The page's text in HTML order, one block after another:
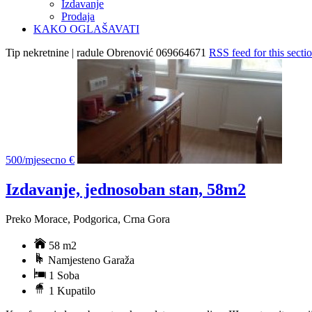
Izdavanje
Prodaja
KAKO OGLAŠAVATI
Tip nekretnine | radule Obrenović 069664671 RSS feed for this
500/mjesecno €
Izdavanje, jednosoban stan, 58m2
Preko Morace, Podgorica, Crna Gora
58 m2
Namjesteno Garaža
1 Soba
1 Kupatilo